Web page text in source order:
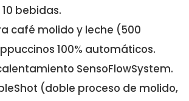
bebidas.
café molido y leche (500
100% automáticos.
SensoFlowSystem.
(doble proceso de molido,